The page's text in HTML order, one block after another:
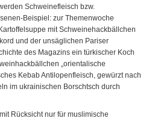
Schweinefleisch bzw.
Beispiel: zur Themenwoche
mit Schweinehackbällchen
und der unsäglichen Pariser
des Magazins ein türkischer Koch
„orientalische
Kebab Antilopenfleisch, gewürzt nach
im ukrainischen Borschtsch durch
Rücksicht nur für muslimische